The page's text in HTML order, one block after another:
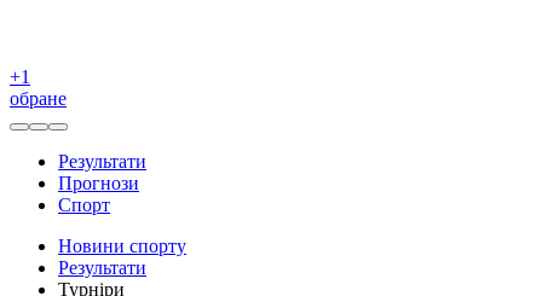
+1
обране
Результати
Прогнози
Спорт
Новини спорту
Результати
Турніри